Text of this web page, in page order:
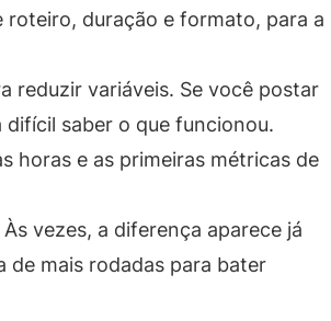
roteiro, duração e formato, para a
reduzir variáveis. Se você postar
saber o que funcionou.
horas e as primeiras métricas de
vezes, a diferença aparece já
de mais rodadas para bater